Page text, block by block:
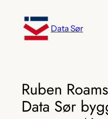
innhold
Data Sør
Ruben
Data Sør